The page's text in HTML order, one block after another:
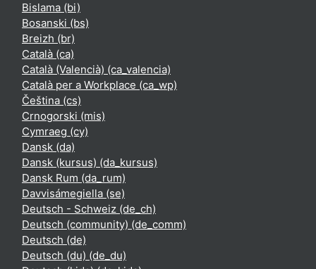
Bislama ‎(bi)‎
Bosanski ‎(bs)‎
Breizh ‎(br)‎
Català ‎(ca)‎
Català (Valencià) ‎(ca_valencia)‎
Català per a Workplace ‎(ca_wp)‎
Čeština ‎(cs)‎
Crnogorski ‎(mis)‎
Cymraeg ‎(cy)‎
Dansk ‎(da)‎
Dansk (kursus) ‎(da_kursus)‎
Dansk Rum ‎(da_rum)‎
Davvisámegiella ‎(se)‎
Deutsch - Schweiz ‎(de_ch)‎
Deutsch (community) ‎(de_comm)‎
Deutsch ‎(de)‎
Deutsch (du) ‎(de_du)‎